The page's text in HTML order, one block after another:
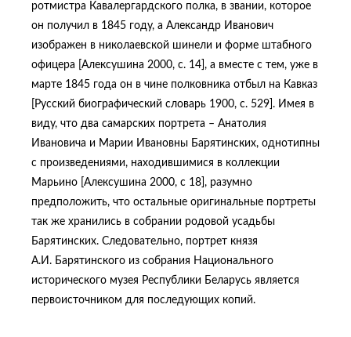
ротмистра Кавалергардского полка, в звании, которое
он получил в 1845 году, а Александр Иванович
изображен в николаевской шинели и форме штабного
офицера [Алексушина 2000, с. 14], а вместе с тем, уже в
марте 1845 года он в чине полковника отбыл на Кавказ
[Русский биографический словарь 1900, с. 529]. Имея в
виду, что два самарских портрета – Анатолия
Ивановича и Марии Ивановны Барятинских, однотипны
с произведениями, находившимися в коллекции
Марьино [Алексушина 2000, с 18], разумно
предположить, что остальные оригинальные портреты
так же хранились в собрании родовой усадьбы
Барятинских. Следовательно, портрет князя
А.И. Барятинского из собрания Национального
исторического музея Республики Беларусь является
первоисточником для последующих копий.